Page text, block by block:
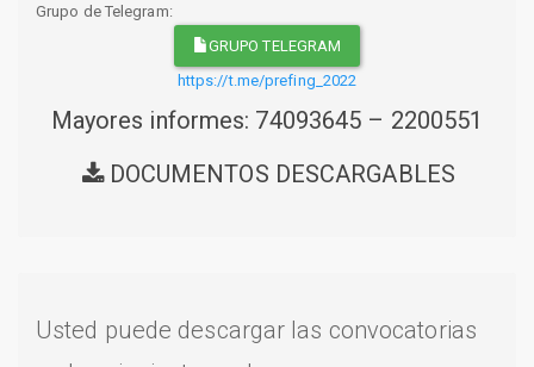
Grupo de Telegram:
GRUPO TELEGRAM
https://t.me/prefing_2022
Mayores informes: 74093645 – 2200551
DOCUMENTOS DESCARGABLES
Usted puede descargar las convocatorias